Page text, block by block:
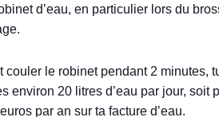
d’eau, en particulier lors du
couler le robinet pendant 2 minutes,
environ 20 litres d’eau par jour, soit
par an sur ta facture d’eau.